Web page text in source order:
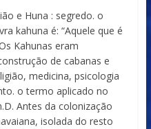
e Huna : segredo. o
kahuna é: “Aquele que é
Kahunas eram
de cabanas e
medicina, psicologia
o termo aplicado no
Antes da colonização
isolada do resto